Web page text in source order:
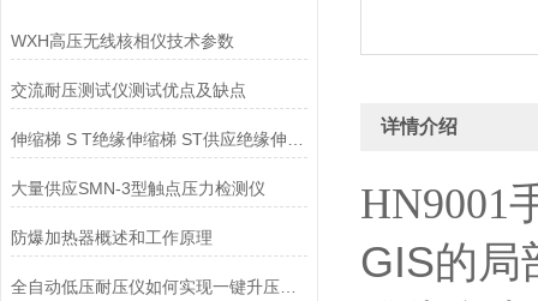
WXH高压无线核相仪技术参数
交流耐压测试仪测试优点及缺点
大量供应SMN-3型触点压力检测仪
防爆加热器概述和工作原理
全自动低压耐压仪如何实现一键升压、计时与回零
详情介绍
HN9001
GIS的局